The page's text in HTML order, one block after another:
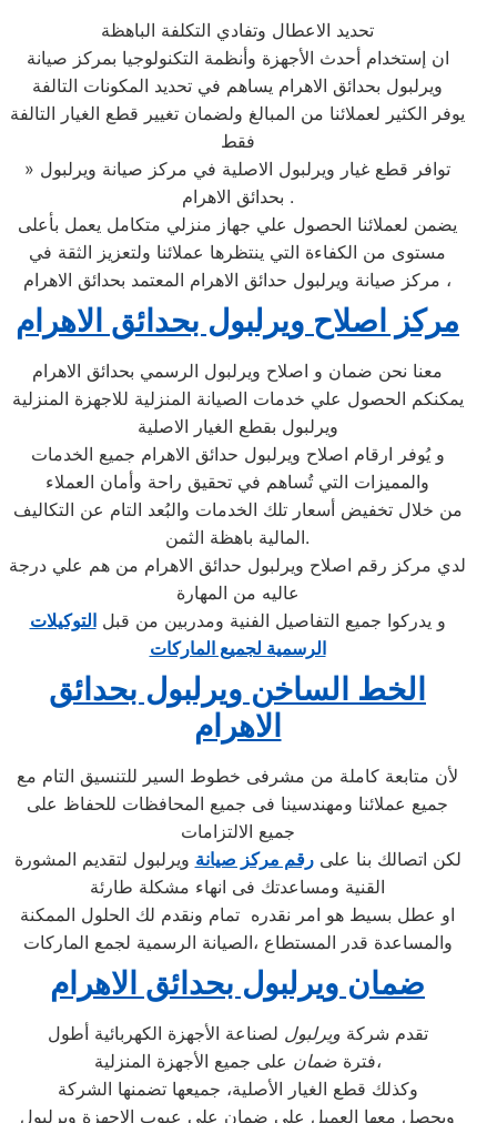
تحديد الاعطال وتفادي التكلفة الباهظة
ان إستخدام أحدث الأجهزة وأنظمة التكنولوجيا بمركز صيانة
ويرلبول بحدائق الاهرام يساهم في تحديد المكونات التالفة
يوفر الكثير لعملائنا من المبالغ ولضمان تغيير قطع الغيار التالفة
فقط
» توافر قطع غيار ويرلبول الاصلية في مركز صيانة ويرلبول
بحدائق الاهرام .
يضمن لعملائنا الحصول علي جهاز منزلي متكامل يعمل بأعلى
مستوى من الكفاءة التي ينتظرها عملائنا ولتعزيز الثقة في
مركز صيانة ويرلبول حدائق الاهرام المعتمد بحدائق الاهرام ،
مركز اصلاح ويرلبول بحدائق الاهرام
معنا نحن ضمان و اصلاح ويرلبول الرسمي بحدائق الاهرام
يمكنكم الحصول علي خدمات الصيانة المنزلية للاجهزة المنزلية
ويرلبول بقطع الغيار الاصلية
و يُوفر ارقام اصلاح ويرلبول حدائق الاهرام جميع الخدمات
والمميزات التي تُساهم في تحقيق راحة وأمان العملاء
من خلال تخفيض أسعار تلك الخدمات والبُعد التام عن التكاليف
المالية باهظة الثمن.
لدي مركز رقم اصلاح ويرلبول حدائق الاهرام من هم علي درجة
عاليه من المهارة
و يدركوا جميع التفاصيل الفنية ومدربين من قبلالتوكيلات
الرسمية لجميع الماركات
الخط الساخن ويرلبول بحدائق
الاهرام
لأن متابعة كاملة من مشرفى خطوط السير للتنسيق التام مع
جميع عملائنا ومهندسينا فى جميع المحافظات للحفاظ على
جميع الالتزامات
لكن اتصالك بنا علىرقم مركز صيانة ويرلبول لتقديم المشورة
القنية ومساعدتك فى انهاء مشكلة طارئة
او عطل بسيط هو امر نقدره تمام ونقدم لك الحلول الممكنة
والمساعدة قدر المستطاع ،الصيانة الرسمية لجمع الماركات
ضمان ويرلبول بحدائق الاهرام
تقدم شركة ويرلبول لصناعة الأجهزة الكهربائية أطول
فترةضمان
على جميع الأجهزة المنزلية،
وكذلك قطع الغيار الأصلية، جميعها تضمنها الشركة
ويحصل معها العميل على ضمان علي عيوب الاجهزة ويرلبول